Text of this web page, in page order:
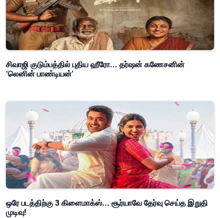
சிவாஜி குடும்பத்தில் புதிய ஹீரோ... தர்ஷன் கணேசனின்
‘லெனின் பாண்டியன்’
ஒரே படத்திற்கு 3 கிளைமாக்ஸ்... சூர்யாவே தேர்வு செய்த இறுதி
முடிவு!